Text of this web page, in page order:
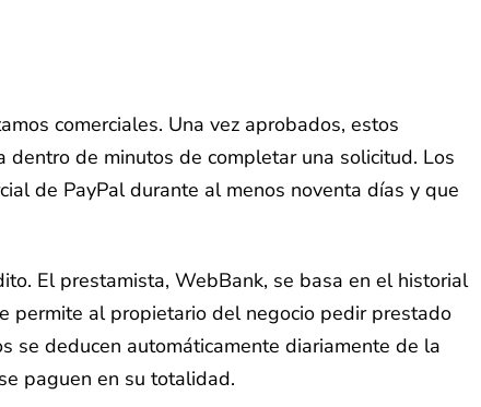
comerciales. Una vez aprobados, estos
dentro de minutos de completar una solicitud. Los
de PayPal durante al menos noventa días y que
El prestamista, WebBank, se basa en el historial
permite al propietario del negocio pedir prestado
se deducen automáticamente diariamente de la
paguen en su totalidad.